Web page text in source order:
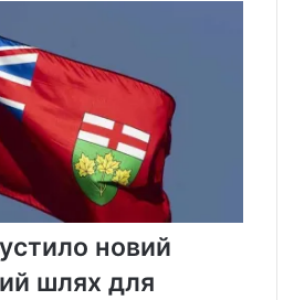
новий
шлях для